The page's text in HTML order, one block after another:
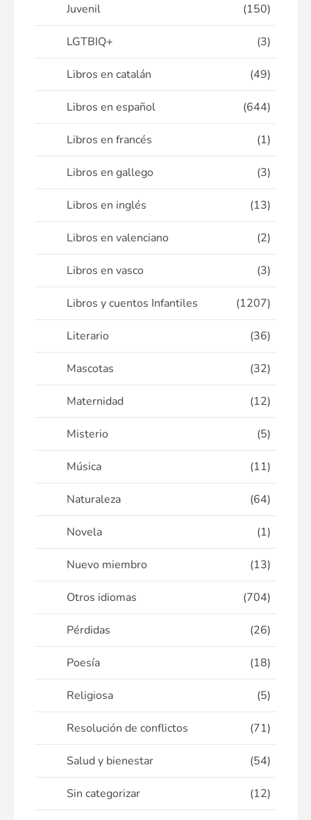
Juvenil (150)
LGTBIQ+ (3)
Libros en catalán (49)
Libros en español (644)
Libros en francés (1)
Libros en gallego (3)
Libros en inglés (13)
Libros en valenciano (2)
Libros en vasco (3)
Libros y cuentos Infantiles (1207)
Literario (36)
Mascotas (32)
Maternidad (12)
Misterio (5)
Música (11)
Naturaleza (64)
Novela (1)
Nuevo miembro (13)
Otros idiomas (704)
Pérdidas (26)
Poesía (18)
Religiosa (5)
Resolución de conflictos (71)
Salud y bienestar (54)
Sin categorizar (12)